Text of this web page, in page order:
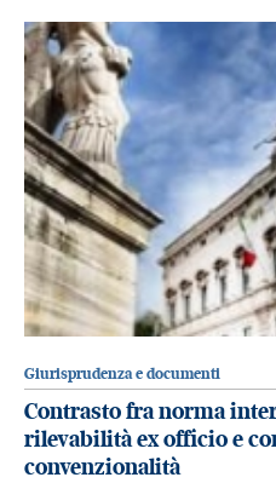
Giurisprudenza e documenti
Contrasto fra norma
rilevabilità ex officio e
convenzionalità